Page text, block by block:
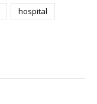
hospital